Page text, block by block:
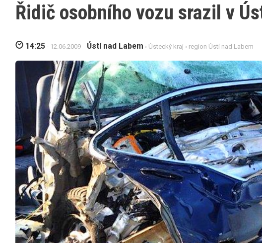
Řidič osobního vozu srazil v
14:25 - 12.06.2009 Ústí nad Labem › Ústecký kraj › region Ústí nad Labem